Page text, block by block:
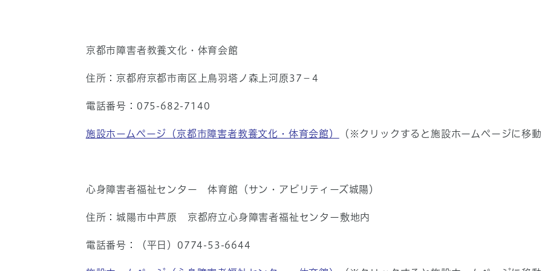
京都市障害者教養文化・体育会館
住所：京都府京都市南区上鳥羽塔ノ森上河原37−4
電話番号：075-682-7140
施設ホームページ（京都市障害者教養文化・体育会館） （※クリックすると施設ホームページに移
心身障害者福祉センター 体育館（サン・アビリティーズ城陽）
住所：城陽市中芦原 京都府立心身障害者福祉センター敷地内
電話番号：（平日）0774-53-6644